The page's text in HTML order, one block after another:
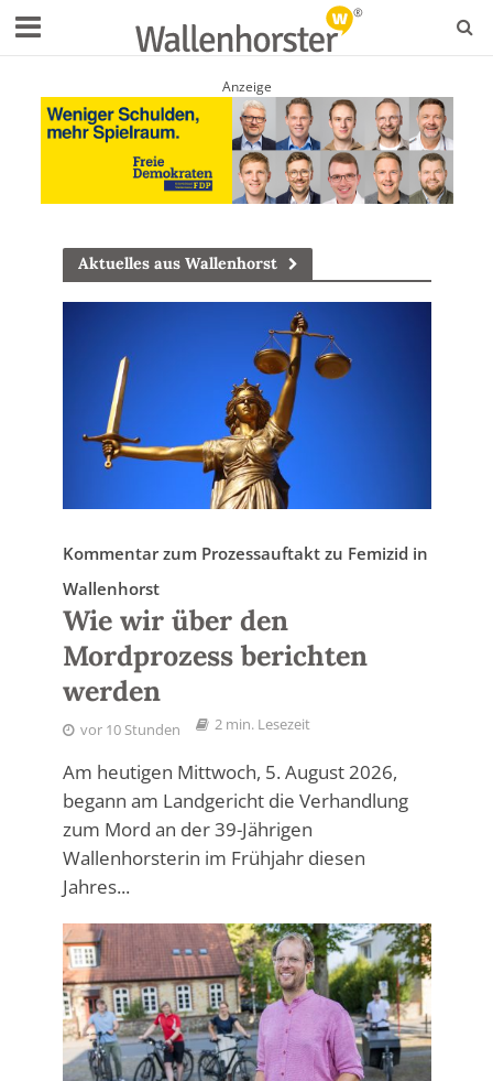
Anzeige
Aktuelles aus Wallenhorst
Kommentar zum Prozessauftakt zu Femizid in
Wallenhorst
Wie wir über den
Mordprozess berichten
werden
vor 10 Stunden 2 min. Lesezeit
Am heutigen Mittwoch, 5. August 2026,
begann am Landgericht die Verhandlung
zum Mord an der 39-Jährigen
Wallenhorsterin im Frühjahr diesen
Jahres...